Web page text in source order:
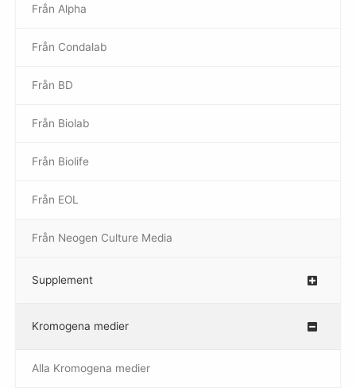
Från Alpha
–
Från Condalab
Från BD
Från Biolab
–
Från Biolife
–
Från EOL
–
Från Neogen Culture Media
–
Supplement
–
Kromogena medier
–
Alla Kromogena medier